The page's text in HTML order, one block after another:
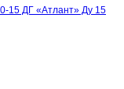
15 ДГ «Атлант» Ду 15